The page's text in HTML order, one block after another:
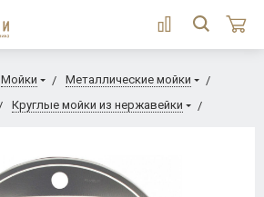
Мойки
Металлические мойки
Круглые мойки из нержавейки